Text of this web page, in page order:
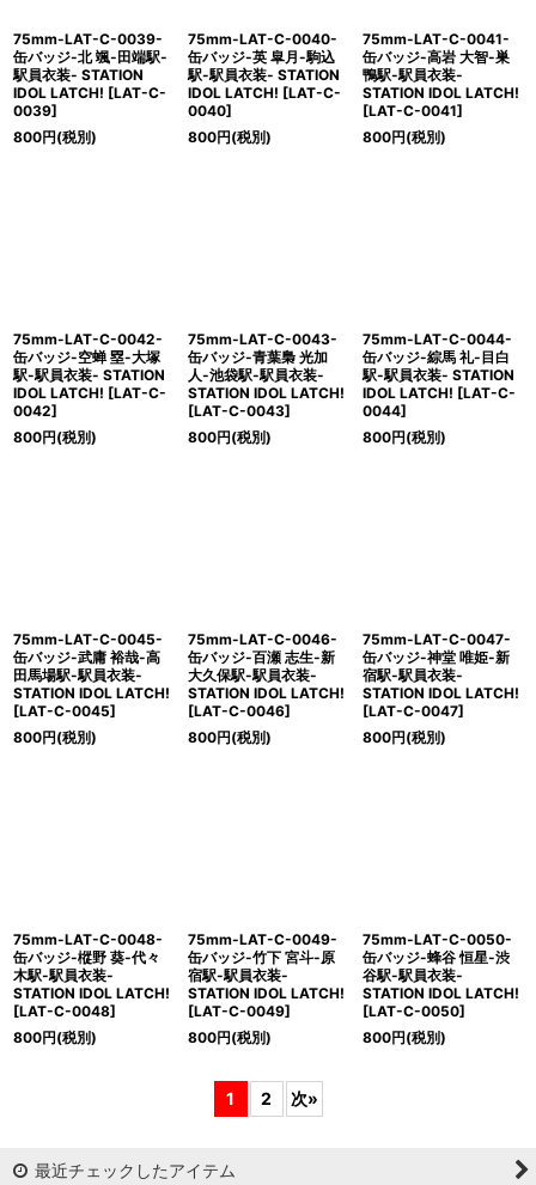
75mm-LAT-C-0039-
缶バッジ-北 颯-田端駅-
駅員衣装- STATION
IDOL LATCH! [LAT-C-
0039]
800円(税別)
75mm-LAT-C-0040-
缶バッジ-英 皐月-駒込
駅-駅員衣装- STATION
IDOL LATCH! [LAT-C-
0040]
800円(税別)
75mm-LAT-C-0041-
缶バッジ-高岩 大智-巣
鴨駅-駅員衣装-
STATION IDOL LATCH!
[LAT-C-0041]
800円(税別)
75mm-LAT-C-0042-
缶バッジ-空蝉 塁-大塚
駅-駅員衣装- STATION
IDOL LATCH! [LAT-C-
0042]
800円(税別)
75mm-LAT-C-0043-
缶バッジ-青葉梟 光加
人-池袋駅-駅員衣装-
STATION IDOL LATCH!
[LAT-C-0043]
800円(税別)
75mm-LAT-C-0044-
缶バッジ-綜馬 礼-目白
駅-駅員衣装- STATION
IDOL LATCH! [LAT-C-
0044]
800円(税別)
75mm-LAT-C-0045-
缶バッジ-武庸 裕哉-高
田馬場駅-駅員衣装-
STATION IDOL LATCH!
[LAT-C-0045]
800円(税別)
75mm-LAT-C-0046-
缶バッジ-百瀬 志生-新
大久保駅-駅員衣装-
STATION IDOL LATCH!
[LAT-C-0046]
800円(税別)
75mm-LAT-C-0047-
缶バッジ-神堂 唯姫-新
宿駅-駅員衣装-
STATION IDOL LATCH!
[LAT-C-0047]
800円(税別)
75mm-LAT-C-0048-
缶バッジ-樅野 葵-代々
木駅-駅員衣装-
STATION IDOL LATCH!
[LAT-C-0048]
800円(税別)
75mm-LAT-C-0049-
缶バッジ-竹下 宮斗-原
宿駅-駅員衣装-
STATION IDOL LATCH!
[LAT-C-0049]
800円(税別)
75mm-LAT-C-0050-
缶バッジ-蜂谷 恒星-渋
谷駅-駅員衣装-
STATION IDOL LATCH!
[LAT-C-0050]
800円(税別)
1 2 次»
最近チェックしたアイテム